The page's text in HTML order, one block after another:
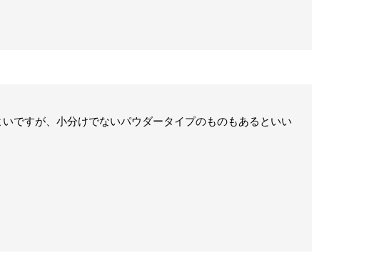
ですが、小分けでないパウダータイプのものもあるといい